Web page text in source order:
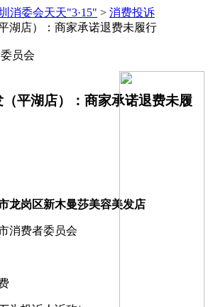
消委会天天"3·15" > 消费投诉
湖店）：商家承诺退费未履行
员会
平湖店）：商家承诺退费未履
龙岗区新木曼莎美容美发店
消费者委员会